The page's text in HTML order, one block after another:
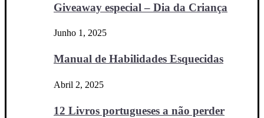
Giveaway especial – Dia da Criança
Junho 1, 2025
Manual de Habilidades Esquecidas
Abril 2, 2025
12 Livros portugueses a não perder